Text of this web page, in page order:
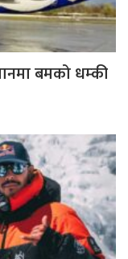
बमको धम्की